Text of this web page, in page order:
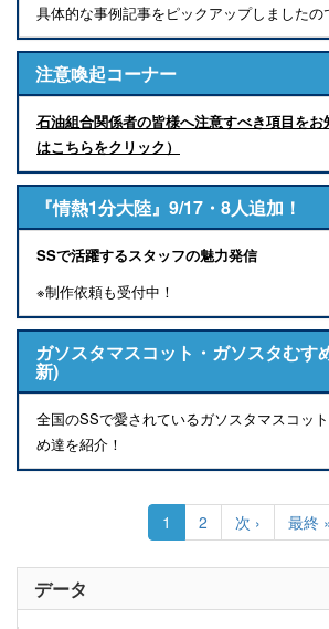
具体的な事例記事をピックアップしました
注意喚起コーナー
石油組合関係者の皆様へ注意すべき項目を
はこちらをクリック）
『情熱1分大陸』9/17・8人追加！
SSで活躍するスタッフの魅力発信
※制作依頼も受付中！
ガソスタマスコット・ガソスタむす
新)
全国のSSで愛されているガソスタマスコッ
め達を紹介！
送
り
カ
レ
ン
ペ
1 Page
2
次
ペ
ー
次 ›
最
終
ペ
ジ
最終
データ